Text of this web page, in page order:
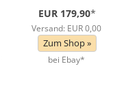
EUR 179,90*
Versand: EUR 0,00
Zum Shop »
bei Ebay*